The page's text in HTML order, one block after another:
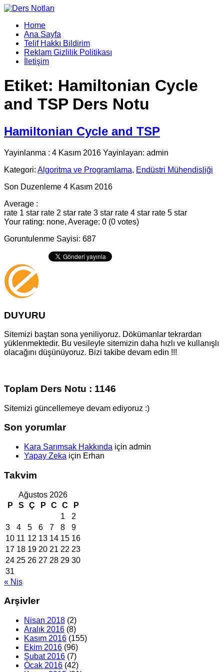
Home
Ana Sayfa
Telif Hakkı Bildirim
Reklam Gizlilik Politikası
İletişim
Etiket: Hamiltonian Cycle
and TSP Ders Notu
Hamiltonian Cycle and TSP
Yayinlanma : 4 Kasım 2016 Yayinlayan: admin
Kategori: Algoritma ve Programlama, Endüstri Mühendisliği
Son Duzenleme 4 Kasım 2016
Average :
rate 1 star rate 2 star rate 3 star rate 4 star rate 5 star
Your rating: none, Average: 0 (0 votes)
Goruntulenme Sayisi: 687
DUYURU
Sitemizi baştan sona yeniliyoruz. Dökümanlar tekrardan
yüklenmektedir. Bu vesileyle sitemizin daha hızlı ve kullanışlı
olacağını düşünüyoruz. Bizi takibe devam edin !!!
Toplam Ders Notu : 1146
Sitemizi güncellemeye devam ediyoruz :)
Son yorumlar
Kara Sarımsak Hakkında için admin
Yapay Zeka için Erhan
Takvim
Ağustos 2026
P
S Ç P C C
P
1
2
3
4 5 6 7 8
9
10 11 12 13 14 15 16
17 18 19 20 21 22 23
24 25 26 27 28 29 30
31
« Nis
Arşivler
Nisan 2018 (2)
Aralık 2016 (8)
Kasım 2016 (155)
Ekim 2016 (96)
Şubat 2016 (7)
Ocak 2016 (42)